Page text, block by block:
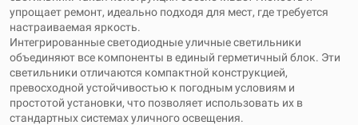
упрощает ремонт, идеально подходя для мест, где требуется
настраиваемая яркость.
Интегрированные светодиодные уличные светильники
объединяют все компоненты в единый герметичный блок. Эти
светильники отличаются компактной конструкцией,
превосходной устойчивостью к погодным условиям и
простотой установки, что позволяет использовать их в
стандартных системах уличного освещения.